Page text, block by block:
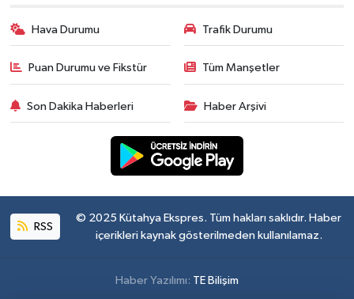
Hava Durumu Trafik Durumu
Puan Durumu ve Fikstür Tüm Manşetler
Son Dakika Haberleri Haber Arşivi
RSS
© 2025 Kütahya Ekspres. Tüm hakları saklıdır. Haber
içerikleri kaynak gösterilmeden kullanılamaz.
Haber Yazılımı: TE Bilişim